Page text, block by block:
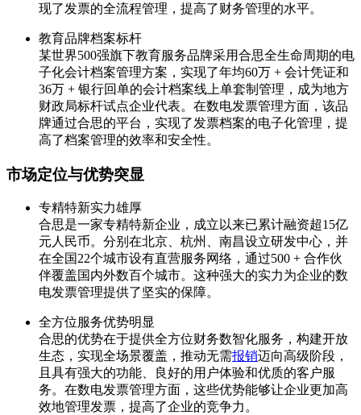
现了发票的全流程管理，提高了财务管理的水平。
教育品牌档案标杆
某世界500强旗下教育服务品牌采用合思全生命周期的电
子化会计档案管理方案，实现了年均60万 + 会计凭证和
36万 + 银行回单的会计档案线上单套制管理，成为地方
财政局标杆试点企业代表。在数电发票管理方面，该品
牌通过合思的平台，实现了发票档案的电子化管理，提
高了档案管理的效率和安全性。
市场定位与优势突显
专精特新实力雄厚
合思是一家专精特新企业，成立以来已累计融资超15亿
元人民币。分别在北京、杭州、南昌设立研发中心，并
在全国22个城市设有直营服务网络，通过500 + 合作伙
伴覆盖国内外数百个城市。这种强大的实力为企业的数
电发票管理提供了坚实的保障。
全方位服务优势明显
合思的优势在于提供全方位财务数智化服务，构建开放
生态，实现全场景覆盖，推动无需报销迈向高级阶段，
且具有强大的功能、良好的用户体验和优质的客户服
务。在数电发票管理方面，这些优势能够让企业更加高
效地管理发票，提高了企业的竞争力。